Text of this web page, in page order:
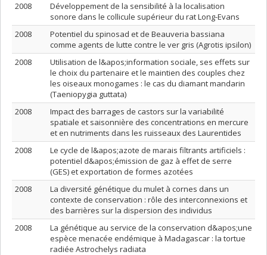
2008
Développement de la sensibilité à la localisation
sonore dans le collicule supérieur du rat Long-Evans
2008
Potentiel du spinosad et de Beauveria bassiana
comme agents de lutte contre le ver gris (Agrotis ipsilon)
2008
Utilisation de l&apos;information sociale, ses effets sur
le choix du partenaire et le maintien des couples chez
les oiseaux monogames : le cas du diamant mandarin
(Taeniopygia guttata)
2008
Impact des barrages de castors sur la variabilité
spatiale et saisonnière des concentrations en mercure
et en nutriments dans les ruisseaux des Laurentides
2008
Le cycle de l&apos;azote de marais filtrants artificiels :
potentiel d&apos;émission de gaz à effet de serre
(GES) et exportation de formes azotées
2008
La diversité génétique du mulet à cornes dans un
contexte de conservation : rôle des interconnexions et
des barrières sur la dispersion des individus
2008
La génétique au service de la conservation d&apos;une
espèce menacée endémique à Madagascar : la tortue
radiée Astrochelys radiata